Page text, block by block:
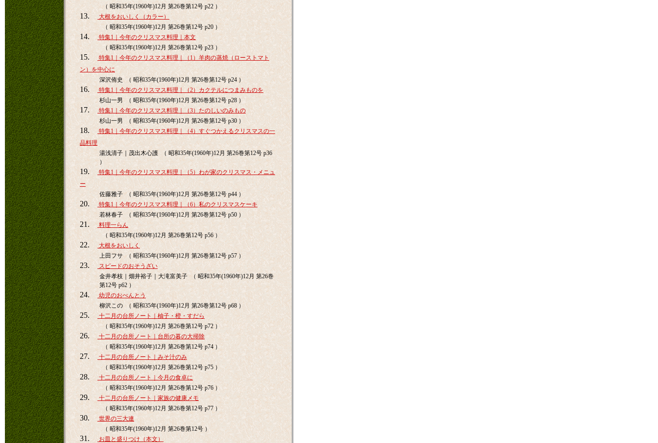
（ 昭和35年(1960年)12月 第26巻第12号 p22 ）
13.
大根をおいしく（カラー）
（ 昭和35年(1960年)12月 第26巻第12号 p20 ）
14.
特集1｜今年のクリスマス料理｜本文
（ 昭和35年(1960年)12月 第26巻第12号 p23 ）
15.
特集1｜今年のクリスマス料理｜（1）羊肉の蒸焼（ローストマト
ン）を中心に
深沢侑史 （ 昭和35年(1960年)12月 第26巻第12号 p24 ）
16.
特集1｜今年のクリスマス料理｜（2）カクテルにつまみものを
杉山一男 （ 昭和35年(1960年)12月 第26巻第12号 p28 ）
17.
特集1｜今年のクリスマス料理｜（3）たのしいのみもの
杉山一男 （ 昭和35年(1960年)12月 第26巻第12号 p30 ）
18.
特集1｜今年のクリスマス料理｜（4）すぐつかえるクリスマスの一
品料理
湯浅清子｜茂出木心護 （ 昭和35年(1960年)12月 第26巻第12号 p36
）
19.
特集1｜今年のクリスマス料理｜（5）わが家のクリスマス・メニュ
ー
佐藤雅子 （ 昭和35年(1960年)12月 第26巻第12号 p44 ）
20.
特集1｜今年のクリスマス料理｜（6）私のクリスマスケーキ
若林春子 （ 昭和35年(1960年)12月 第26巻第12号 p50 ）
21.
料理一らん
（ 昭和35年(1960年)12月 第26巻第12号 p56 ）
22.
大根をおいしく
上田フサ （ 昭和35年(1960年)12月 第26巻第12号 p57 ）
23.
スピードのおそうざい
金井孝枝｜畑井裕子｜大滝富美子 （ 昭和35年(1960年)12月 第26巻
第12号 p62 ）
24.
幼児のおべんとう
柳沢この （ 昭和35年(1960年)12月 第26巻第12号 p68 ）
25.
十二月の台所ノート｜柚子・橙・すだら
（ 昭和35年(1960年)12月 第26巻第12号 p72 ）
26.
十二月の台所ノート｜台所の暮の大掃除
（ 昭和35年(1960年)12月 第26巻第12号 p74 ）
27.
十二月の台所ノート｜みそ汁のみ
（ 昭和35年(1960年)12月 第26巻第12号 p75 ）
28.
十二月の台所ノート｜今月の食卓に
（ 昭和35年(1960年)12月 第26巻第12号 p76 ）
29.
十二月の台所ノート｜家族の健康メモ
（ 昭和35年(1960年)12月 第26巻第12号 p77 ）
30.
世界の三大連
（ 昭和35年(1960年)12月 第26巻第12号 ）
31.
お皿と盛りつけ（本文）